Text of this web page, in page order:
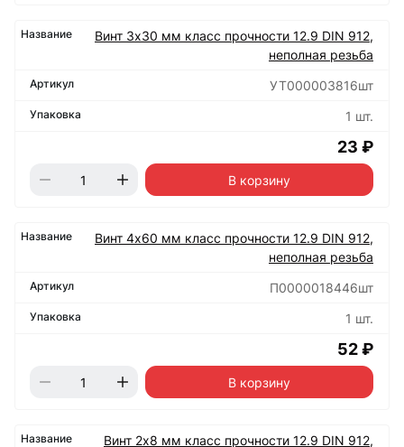
Винт 3х30 мм класс прочности 12.9 DIN 912,
неполная резьба
УТ000003816шт
1 шт.
23 ₽
В корзину
Винт 4х60 мм класс прочности 12.9 DIN 912,
неполная резьба
П0000018446шт
1 шт.
52 ₽
В корзину
Винт 2х8 мм класс прочности 12.9 DIN 912,